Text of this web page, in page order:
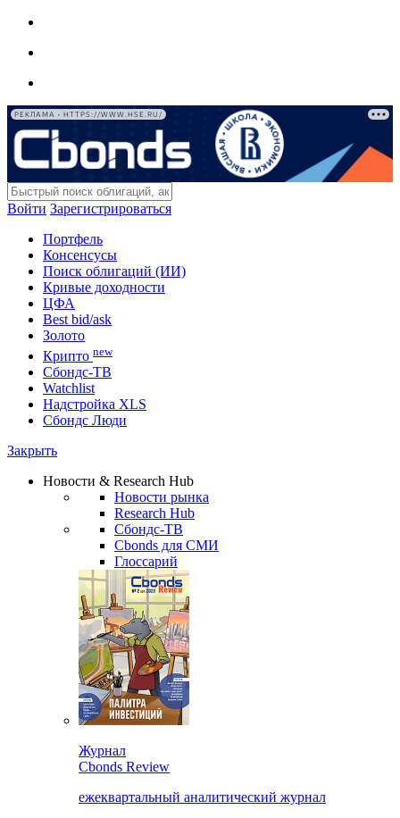
РЕКЛАМА • HTTPS://WWW.HSE.RU/
Войти Зарегистрироваться
Портфель
Консенсусы
Поиск облигаций (ИИ)
Кривые доходности
ЦФА
Best bid/ask
Золото
Крипто new
Сбондс-ТВ
Watchlist
Надстройка XLS
Сбондс Люди
Закрыть
Новости & Research Hub
Новости рынка
Research Hub
Сбондс-ТВ
Cbonds для СМИ
Глоссарий
Журнал
Cbonds Review
ежеквартальный аналитический журнал